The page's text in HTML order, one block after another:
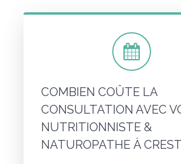
COMBIEN COÛTE LA
CONSULTATION AVEC
NUTRITIONNISTE &
NATUROPATHE À